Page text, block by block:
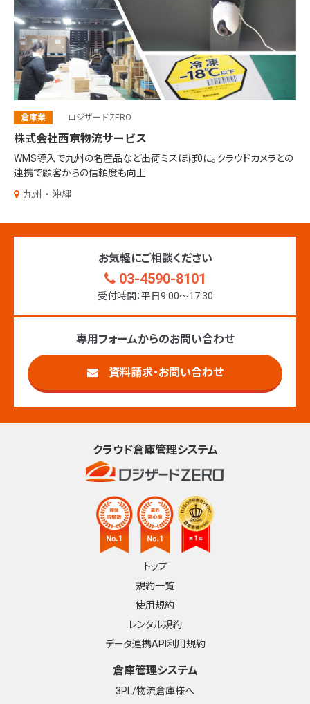
倉庫業 ロジザードZERO
株式会社西京物流サービス
WMS導入で九州の名産品など出荷ミスほぼ0に。クラウドカメラとの
連携で顧客からの信頼度も向上
九州・沖縄
お気軽にご相談ください
03-4590-8101
受付時間：平日9:00〜17:30
専用フォームからのお問い合わせ
資料請求・お問い合わせ
クラウド倉庫管理システム
トップ
規約一覧
使用規約
レンタル規約
データ連携API利用規約
倉庫管理システム
3PL/物流倉庫様へ